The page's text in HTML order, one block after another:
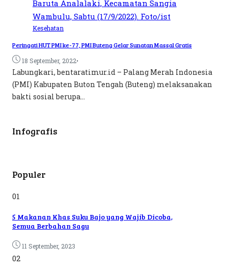
Kesehatan
Peringati HUT PMI ke-77, PMI Buteng Gelar Sunatan Massal Gratis
18 September, 2022•
Labungkari, bentaratimur.id – Palang Merah Indonesia
(PMI) Kabupaten Buton Tengah (Buteng) melaksanakan
bakti sosial berupa...
Infografis
Populer
01
5 Makanan Khas Suku Bajo yang Wajib Dicoba,
Semua Berbahan Sagu
11 September, 2023
02